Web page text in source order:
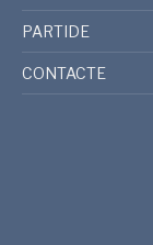
PARTIDE
CONTACTE